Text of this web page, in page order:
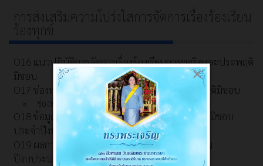
การส่งเสริมความโปร่งใสการจัดการเรื่องร้องเรียน
ร้องทุกข์
O16 แนวปฏิบัติการจัดการเรื่องร้องเรียนการทุจริตและประพฤติ
มิชอบ
O17 ช่องทางแจ้งเรื่องร้องเรียนการทุจริตและประพฤติมิชอบ
ช่องทางการรับฟังความคิดเห็น
O18 ข้อมูลสถิติเรื่องร้องเรียนการทุจริตและประพฤติมิชอบ
ประจำปีงบประมาณ พ.ศ. 2568
O19 ผลการเปิดโอกาสให้มีส่วนร่วม ในการดำเนินงาน
ปีงบประมาณ พ.ศ. 2569
×